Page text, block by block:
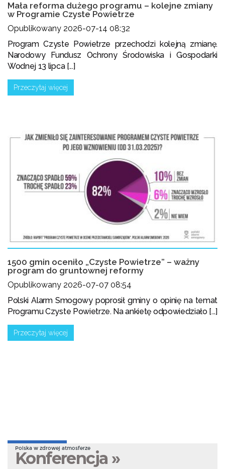
Mała reforma dużego programu – kolejne zmiany
w Programie Czyste Powietrze
Opublikowany 2026-07-14 08:32
Program Czyste Powietrze przechodzi kolejną zmianę.
Narodowy Fundusz Ochrony Środowiska i Gospodarki
Wodnej 13 lipca [...]
Przeczytaj więcej
1500 gmin oceniło „Czyste Powietrze” – ważny
program do gruntownej reformy
Opublikowany 2026-07-07 08:54
Polski Alarm Smogowy poprosił gminy o opinię na temat
Programu Czyste Powietrze. Na ankietę odpowiedziało [...]
Przeczytaj więcej
Polska w zdrowej atmosferze
Konferencja »